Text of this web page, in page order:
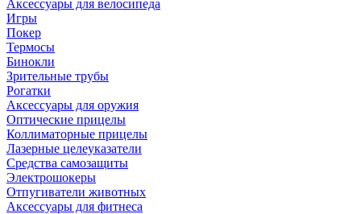
Аксессуары для велосипеда
Игры
Покер
Термосы
Бинокли
Зрительные трубы
Рогатки
Аксессуары для оружия
Оптические прицелы
Коллиматорные прицелы
Лазерные целеуказатели
Средства самозащиты
Электрошокеры
Отпугиватели животных
Аксессуары для фитнеса